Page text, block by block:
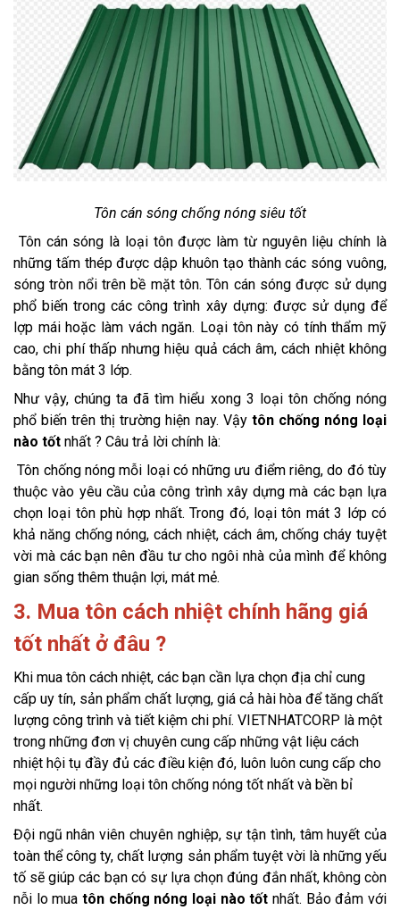
Tôn cán sóng chống nóng siêu tốt
Tôn cán sóng là loại tôn được làm từ nguyên liệu chính là
những tấm thép được dập khuôn tạo thành các sóng vuông,
sóng tròn nổi trên bề mặt tôn. Tôn cán sóng được sử dụng
phổ biến trong các công trình xây dựng: được sử dụng để
lợp mái hoặc làm vách ngăn. Loại tôn này có tính thẩm mỹ
cao, chi phí thấp nhưng hiệu quả cách âm, cách nhiệt không
bằng tôn mát 3 lớp.
Như vậy, chúng ta đã tìm hiểu xong 3 loại tôn chống nóng
phổ biến trên thị trường hiện nay. Vậy tôn chống nóng loại
nào tốt nhất ? Câu trả lời chính là:
Tôn chống nóng mỗi loại có những ưu điểm riêng, do đó tùy
thuộc vào yêu cầu của công trình xây dựng mà các bạn lựa
chọn loại tôn phù hợp nhất. Trong đó, loại tôn mát 3 lớp có
khả năng chống nóng, cách nhiệt, cách âm, chống cháy tuyệt
vời mà các bạn nên đầu tư cho ngôi nhà của mình để không
gian sống thêm thuận lợi, mát mẻ.
3. Mua tôn cách nhiệt chính hãng giá
tốt nhất ở đâu ?
Khi mua tôn cách nhiệt, các bạn cần lựa chọn địa chỉ cung
cấp uy tín, sản phẩm chất lượng, giá cả hài hòa để tăng chất
lượng công trình và tiết kiệm chi phí. VIETNHATCORP là một
trong những đơn vị chuyên cung cấp những vật liệu cách
nhiệt hội tụ đầy đủ các điều kiện đó, luôn luôn cung cấp cho
mọi người những loại tôn chống nóng tốt nhất và bền bỉ
nhất.
Đội ngũ nhân viên chuyên nghiệp, sự tận tình, tâm huyết của
toàn thể công ty, chất lượng sản phẩm tuyệt vời là những yếu
tố sẽ giúp các bạn có sự lựa chọn đúng đắn nhất, không còn
nỗi lo mua tôn chống nóng loại nào tốt nhất. Bảo đảm với